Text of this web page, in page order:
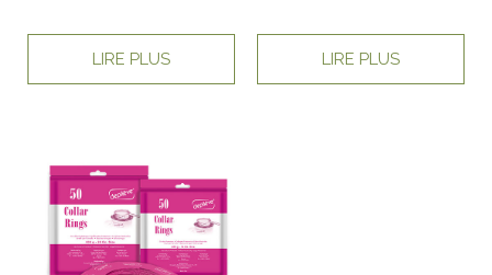
LIRE PLUS LIRE PLUS